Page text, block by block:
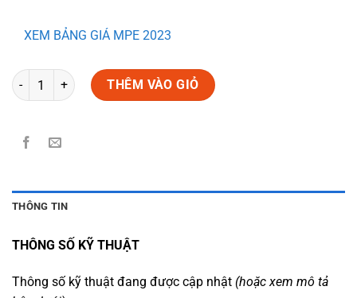
XEM BẢNG GIÁ MPE 2023
Số lượng THÊM VÀO GIỎ
THÔNG TIN
THÔNG SỐ KỸ THUẬT
Thông số kỹ thuật đang được cập nhật (hoặc xem mô tả